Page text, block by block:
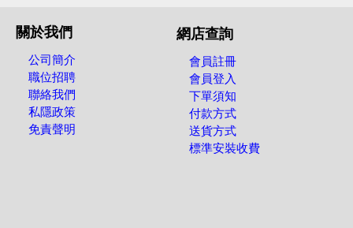
關於我們
公司簡介
職位招聘
聯絡我們
私隱政策
免責聲明
網店查詢
會員註冊
會員登入
下單須知
付款方式
送貨方式
標準安裝收費